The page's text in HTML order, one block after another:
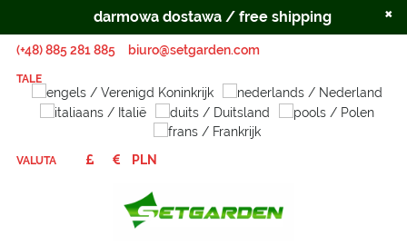
(+48) 885 281 885 biuro@setgarden.com
TALE
VALUTA
darmowa dostawa / free shipping ×